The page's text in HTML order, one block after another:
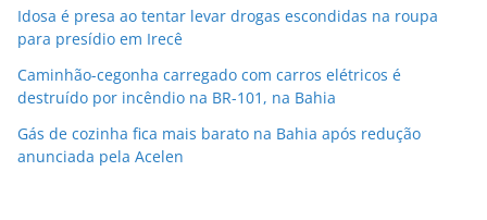
Idosa é presa ao tentar levar drogas escondidas na roupa
para presídio em Irecê
Caminhão-cegonha carregado com carros elétricos é
destruído por incêndio na BR-101, na Bahia
Gás de cozinha fica mais barato na Bahia após redução
anunciada pela Acelen